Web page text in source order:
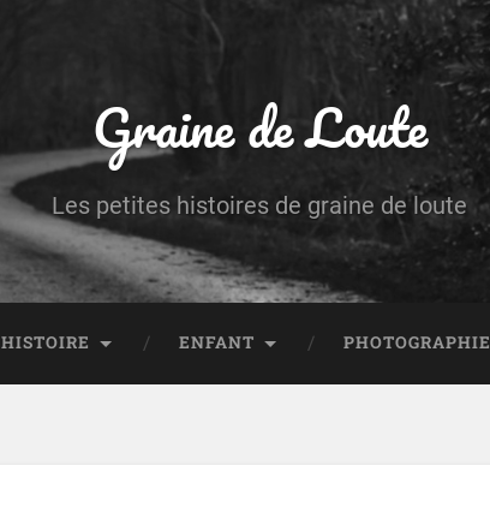
Graine de Loute
Les petites histoires de graine de loute
HISTOIRE ENFANT PHOTOGRAPHIE